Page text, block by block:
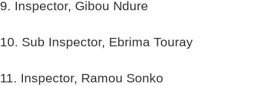
9. Inspector, Gibou Ndure
10. Sub Inspector, Ebrima Touray
11. Inspector, Ramou Sonko